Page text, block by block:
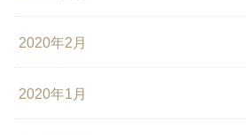
2020年2月
2020年1月